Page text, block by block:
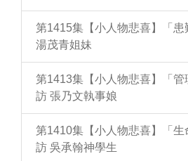
第1415集【小人物悲喜】「
湯茂青姐妹
第1413集【小人物悲喜】「管
訪 張乃文執事娘
第1410集【小人物悲喜】「生
訪 吳承翰神學生